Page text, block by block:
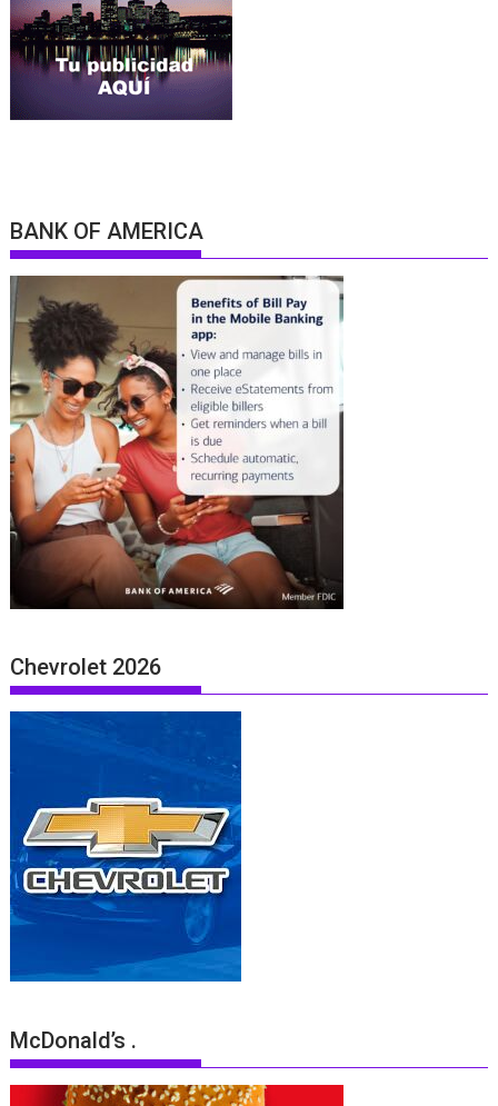
BANK OF AMERICA
Chevrolet 2026
McDonald’s .